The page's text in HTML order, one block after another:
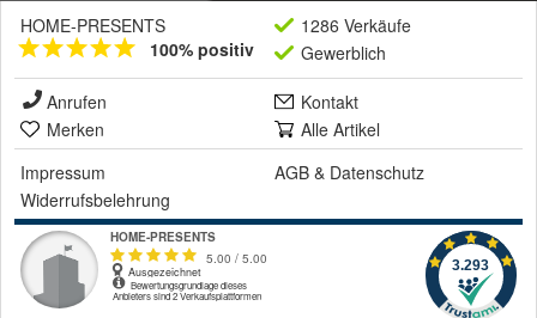
HOME-PRESENTS
100% positiv
1286 Verkäufe
Gewerblich
Anrufen
Kontakt
Merken
Alle Artikel
Impressum
AGB & Datenschutz
Widerrufsbelehrung